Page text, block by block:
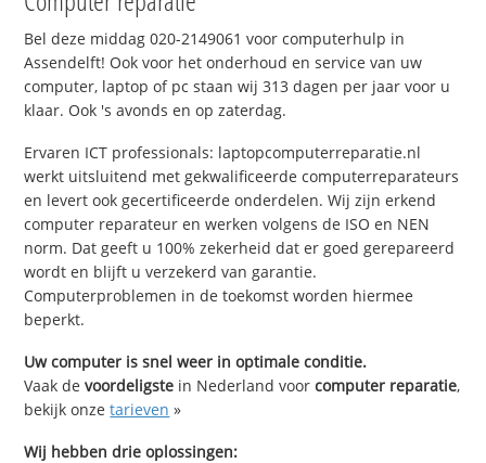
Bel deze middag 020-2149061 voor computerhulp in
Assendelft! Ook voor het onderhoud en service van uw
computer, laptop of pc staan wij 313 dagen per jaar voor u
klaar. Ook 's avonds en op zaterdag.
Ervaren ICT professionals: laptopcomputerreparatie.nl
werkt uitsluitend met gekwalificeerde computerreparateurs
en levert ook gecertificeerde onderdelen. Wij zijn erkend
computer reparateur en werken volgens de ISO en NEN
norm. Dat geeft u 100% zekerheid dat er goed gerepareerd
wordt en blijft u verzekerd van garantie.
Computerproblemen in de toekomst worden hiermee
beperkt.
Uw computer is snel weer in optimale conditie.
Vaak devoordeligste in Nederland voorcomputer reparatie,
bekijk onzetarieven »
Wij hebben drie oplossingen: